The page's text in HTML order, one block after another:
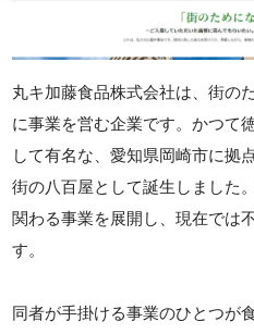
丸キ加藤食品株式会社は、街の
に事業を営む企業です。かつて
して有名な、愛知県岡崎市に拠
街の八百屋として誕生しました
関わる事業を展開し、現在では
す。
同者が手掛ける事業のひとつが